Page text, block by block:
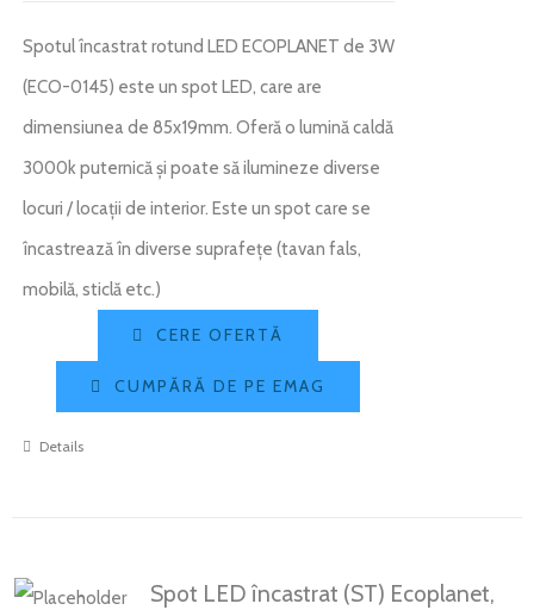
Spotul încastrat rotund LED ECOPLANET de 3W
(ECO-0145) este un spot LED, care are
dimensiunea de 85x19mm. Oferă o lumină caldă
3000k puternică și poate să ilumineze diverse
locuri / locații de interior. Este un spot care se
încastrează în diverse suprafețe (tavan fals,
mobilă, sticlă etc.)
CERE OFERTĂ
CUMPĂRĂ DE PE EMAG
Details
Spot LED încastrat (ST) Ecoplanet,